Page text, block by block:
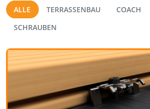
ALLE TERRASSENBAU COACH
SCHRAUBEN